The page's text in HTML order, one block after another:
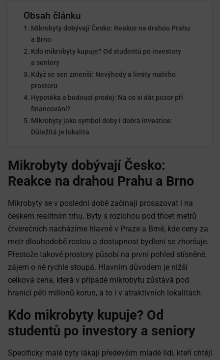
Obsah článku
Mikrobyty dobývají Česko: Reakce na drahou Prahu
a Brno
Kdo mikrobyty kupuje? Od studentů po investory
a seniory
Když se sen zmenší: Nevýhody a limity malého
prostoru
Hypotéka a budoucí prodej: Na co si dát pozor při
financování?
Mikrobyty jako symbol doby i dobrá investice:
Důležitá je lokalita
Mikrobyty dobývají Česko:
Reakce na drahou Prahu a Brno
Mikrobyty se v poslední době začínají prosazovat i na
českém realitním trhu. Byty s rozlohou pod třicet metrů
čtverečních nacházíme hlavně v Praze a Brně, kde ceny za
metr dlouhodobě rostou a dostupnost bydlení se zhoršuje.
Přestože takové prostory působí na první pohled stísněně,
zájem o ně rychle stoupá. Hlavním důvodem je nižší
celková cena, která v případě mikrobytu zůstává pod
hranicí pěti milionů korun, a to i v atraktivních lokalitách.
Kdo mikrobyty kupuje? Od
studentů po investory a seniory
Specificky malé byty lákají především mladé lidi, kteří chtějí